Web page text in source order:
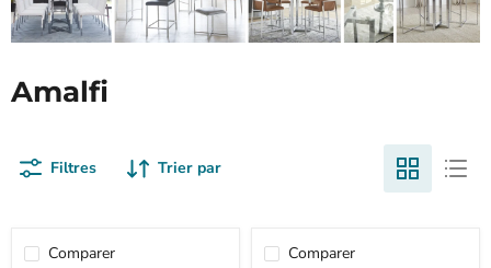
Amalfi
Filtres Trier par
Comparer Comparer